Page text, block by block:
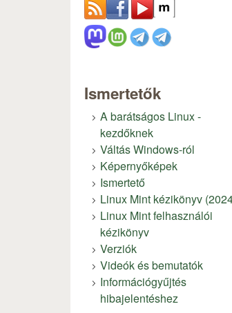
Ismertetők
A barátságos Linux -
kezdőknek
Váltás Windows-ról
Képernyőképek
Ismertető
Linux Mint kézikönyv
Linux Mint felhasználói
kézikönyv
Verziók
Videók és bemutatók
Információgyűjtés
hibajelentéshez